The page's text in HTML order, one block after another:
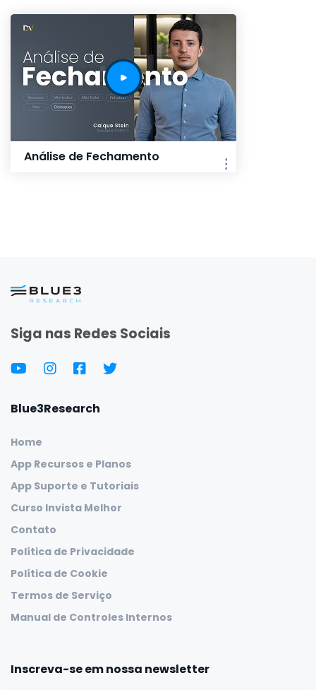
Análise de Fechamento
Siga nas Redes Sociais
Blue3Research
Home
App Recursos e Planos
App Suporte e Tutoriais
Curso Invista Melhor
Contato
Política de Privacidade
Política de Cookie
Termos de Serviço
Manual de Controles Internos
Inscreva-se em nossa newsletter